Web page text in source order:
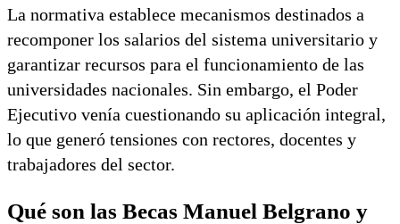
La normativa establece mecanismos destinados a
recomponer los salarios del sistema universitario y
garantizar recursos para el funcionamiento de las
universidades nacionales. Sin embargo, el Poder
Ejecutivo venía cuestionando su aplicación integral,
lo que generó tensiones con rectores, docentes y
trabajadores del sector.
Qué son las Becas Manuel Belgrano y